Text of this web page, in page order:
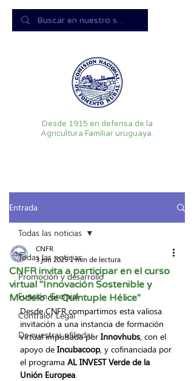
Desde 1915 en defensa de la
Agricultura Familiar uruguaya.
Entrada
Todas las noticias
Promoción y desarrollo
Función Gremial
Contralor Legal
De nuestras afiliadas
Todas las noticias
CNFR invita a participar en el curso
virtual "Innovación Sostenible y
Modelo de Quíntuple Hélice"
CNFR
3 jun 20251 min de lectura
Desde CNFR compartimos esta valiosa
invitación a una instancia de formación
virtual impulsada por Innovhubs, con el
apoyo de Incubacoop, y cofinanciada por
el programa AL INVEST Verde de la
Unión Europea.